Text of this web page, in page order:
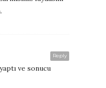
Reply
ve sonucu